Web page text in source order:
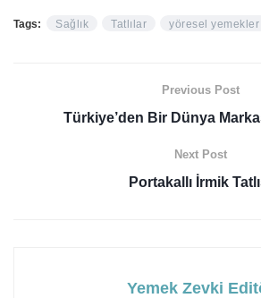
Tags: Sağlık Tatlılar yöresel yemekler
Previous Post
Türkiye’den Bir Dünya
Next Post
Portakallı İrmik
Yemek Zevki